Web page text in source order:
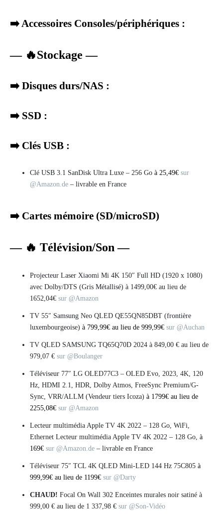
➡️ Accessoires Consoles/périphériques :
— 🔥Stockage —
➡️ Disques durs/NAS :
➡️ SSD :
➡️ Clés USB :
Clé USB 3.1 SanDisk Ultra Luxe – 256 Go à 25,49€ sur
@Amazon.de – livrable en France
➡️ Cartes mémoire (SD/microSD)
— 🔥 Télévision/Son —
Projecteur Laser Xiaomi Mi 4K 150″ Full HD (1920 x 1080)
avec Dolby/DTS (Gris Métallisé) à 1499,00€ au lieu de
1652,04€ sur @Amazon
TV 55″ Samsung Neo QLED QE55QN85DBT (frontière
luxembourgeoise) à 799,99€ au lieu de 999,99€ sur @Auchan
TV QLED SAMSUNG TQ65Q70D 2024 à 849,00 € au lieu de
979,07 € sur @Boulanger
Téléviseur 77″ LG OLED77C3 – OLED Evo, 2023, 4K, 120
Hz, HDMI 2.1, HDR, Dolby Atmos, FreeSync Premium/G-
Sync, VRR/ALLM (Vendeur tiers Icoza) à 1799€ au lieu de
2255,08€ sur @Amazon
Lecteur multimédia Apple TV 4K 2022 – 128 Go, WiFi,
Ethernet Lecteur multimédia Apple TV 4K 2022 – 128 Go, à
169€ sur @Amazon.de – livrable en France
Téléviseur 75″ TCL 4K QLED Mini-LED 144 Hz 75C805 à
999,99€ au lieu de 1199€ sur @Darty
CHAUD! Focal On Wall 302 Enceintes murales noir satiné à
999,00 € au lieu de 1 337,98 € sur @Son-Vidéo